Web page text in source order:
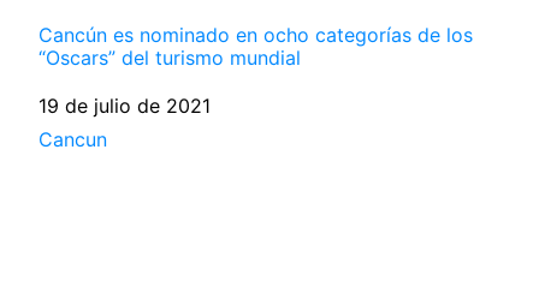
Cancún es nominado en ocho categorías de los
“Oscars” del turismo mundial
Fecha
19 de julio de 2021
Respecto a
Cancun